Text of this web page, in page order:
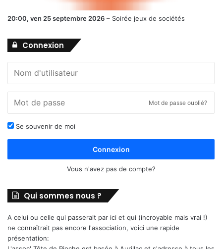
20:00, ven 25 septembre 2026 – Soirée jeux de sociétés
Connexion
Mot de passe oublié?
Se souvenir de moi
Connexion
Vous n'avez pas de compte?
Qui sommes nous ?
A celui ou celle qui passerait par ici et qui (incroyable mais vrai !)
ne connaîtrait pas encore l'association, voici une rapide
présentation: